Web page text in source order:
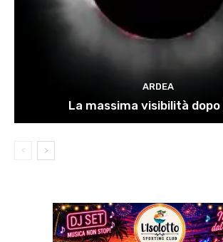
ARDEA
La massima visibilità dopo